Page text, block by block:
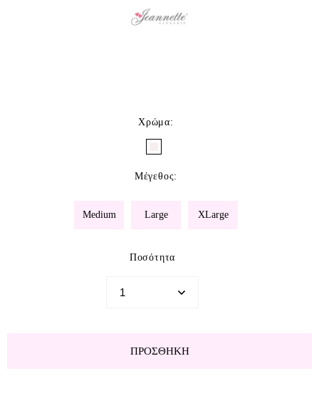
Χρώμα:
Μέγεθος:
Medium Large XLarge
Ποσότητα
ΠΡΟΣΘΉΚΗ